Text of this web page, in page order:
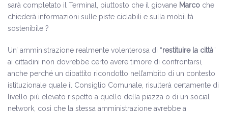
sarà completato il Terminal, piuttosto che il giovane Marco che
chiederà informazioni sulle piste ciclabili e sulla mobilità
sostenibile ?
Un’ amministrazione realmente volenterosa di “restituire la città”
ai cittadini non dovrebbe certo avere timore di confrontarsi,
anche perché un dibattito ricondotto nell’ambito di un contesto
istituzionale quale il Consiglio Comunale, risulterà certamente di
livello più elevato rispetto a quello della piazza o di un social
network, così che la stessa amministrazione avrebbe a